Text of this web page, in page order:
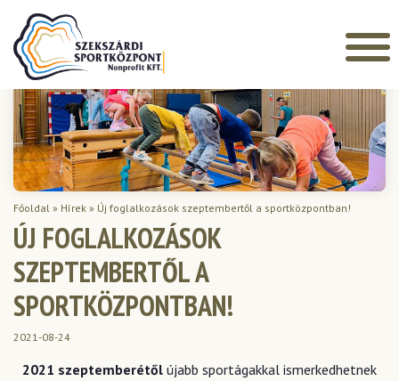
Főoldal » Hírek » Új foglalkozások szeptembertől a sportközpontban!
ÚJ FOGLALKOZÁSOK
SZEPTEMBERTŐL A
SPORTKÖZPONTBAN!
2021-08-24
2021 szeptemberétől újabb sportágakkal ismerkedhetnek